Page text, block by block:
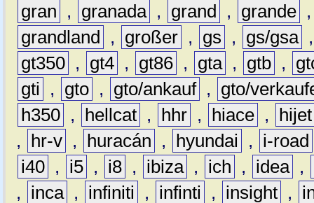
gran
, granada , grand , grande
grandland
, großer , gs , gs/gsa
gt350 , gt4 , gt86 , gta , gtb ,
gti
, gto , gto/ankauf ,
gto/
h350 , hellcat , hhr , hiace ,
hijet
,
hr-v , huracán , hyundai ,
i-road
i40 , i5 , i8 , ibiza , ich , idea ,
,
inca , infiniti , infinti , insight ,